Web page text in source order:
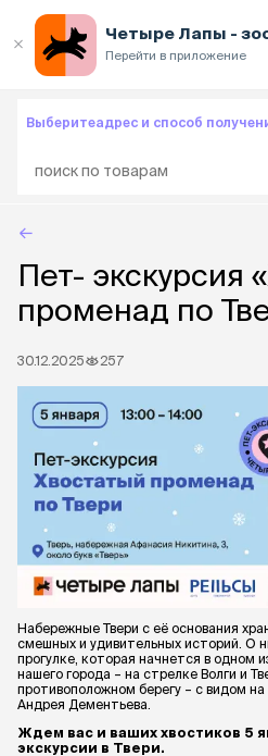
Четыре Лапы -
Перейти в приложение
Выберитеадрес и способ
Пет- экскурсия
променад по
30.12.2025 257
Набережные Твери с её основания
смешных и удивительных историй. О
прогулке, которая начнется в одном
нашего города – на стрелке Волги и
противоположном берегу – с видом
Андрея Дементьева.
Ждем вас и ваших хвостиков 5
экскурсии в Твери.